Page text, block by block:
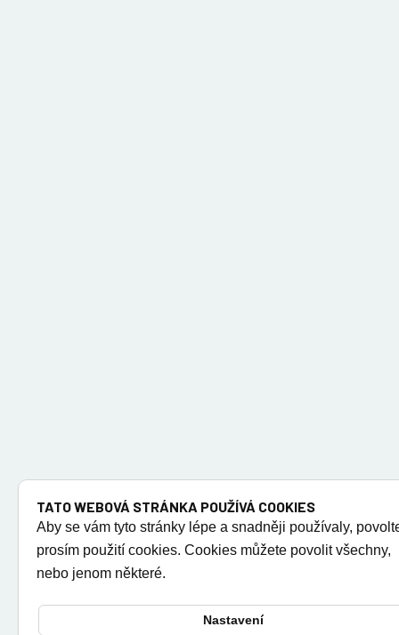
TATO WEBOVÁ STRÁNKA POUŽÍVÁ COOKIES
Aby se vám tyto stránky lépe a snadněji používaly,
prosím použití cookies. Cookies můžete povolit všechny,
nebo jenom některé.
Nastavení